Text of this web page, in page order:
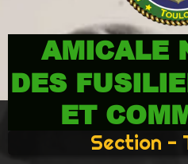
AMICALE
DES
ET
Section -